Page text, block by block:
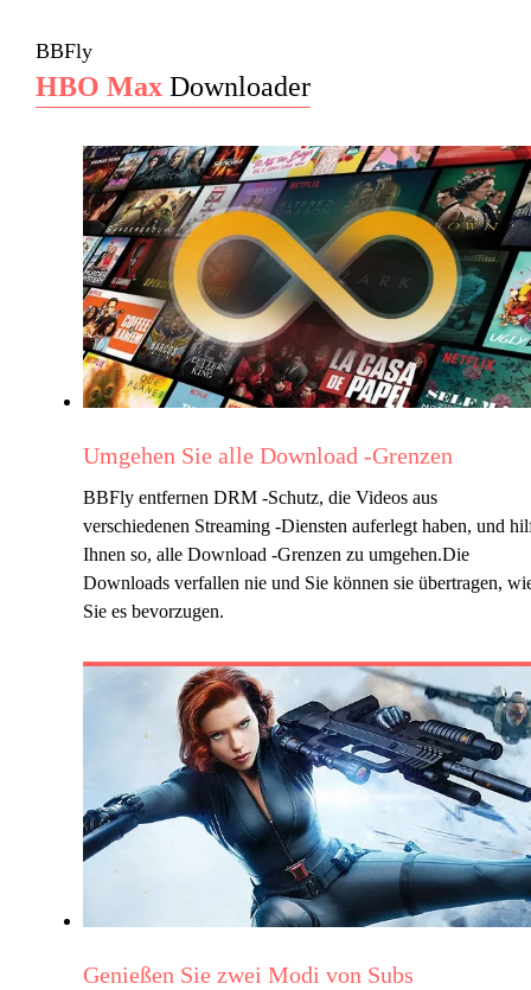
BBFly
HBO MaxDownloader
Umgehen Sie alle Download -Grenzen
BBFly entfernen DRM -Schutz, die Videos aus
verschiedenen Streaming -Diensten auferlegt haben, und
Ihnen so, alle Download -Grenzen zu umgehen.Die
Downloads verfallen nie und Sie können sie übertragen,
Sie es bevorzugen.
Genießen Sie zwei Modi von Subs